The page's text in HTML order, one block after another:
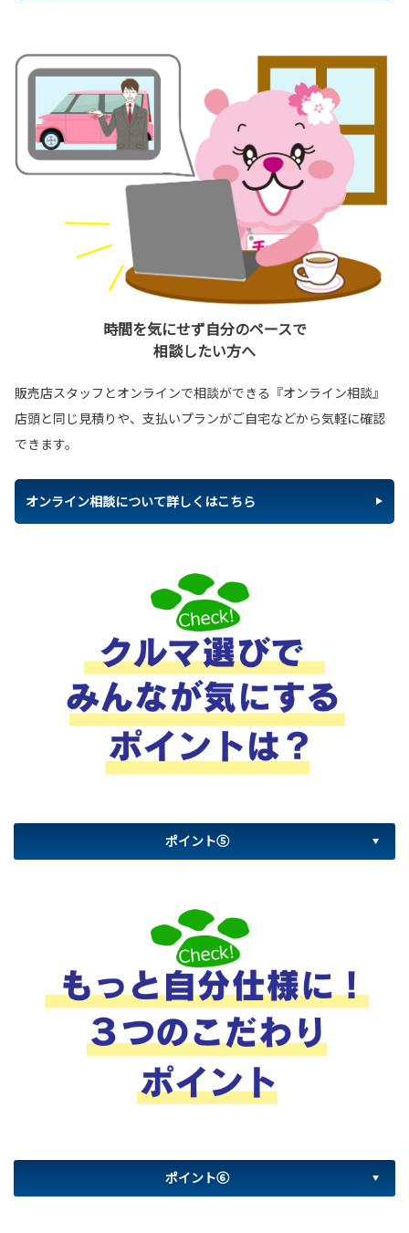
時間を気にせず自分のペースで
相談したい方へ
販売店スタッフとオンラインで相談ができる『オンライン相談』
店頭と同じ見積りや、支払いプランがご自宅などから気軽に確認
できます。
オンライン相談について詳しくはこちら
ポイント⑤
ポイント⑥